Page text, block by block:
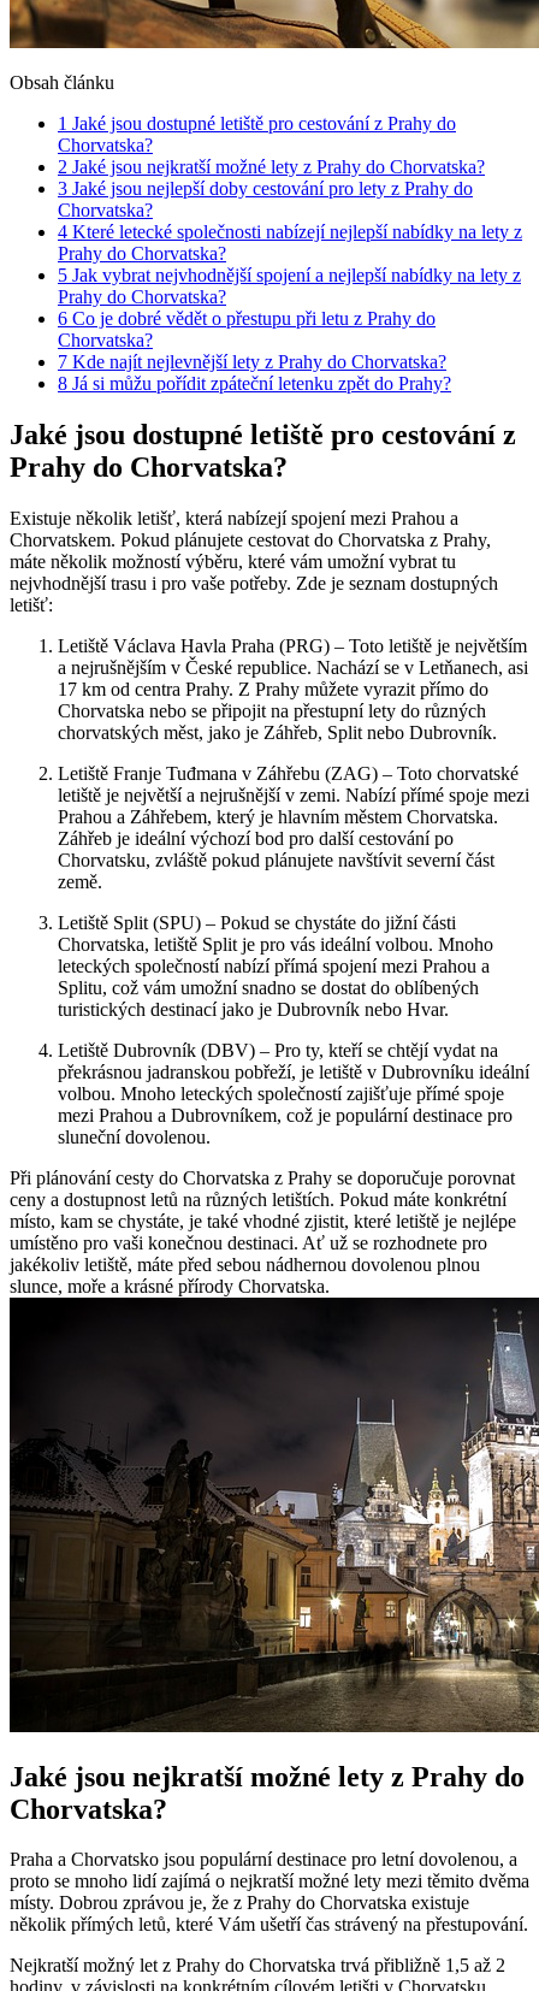
Obsah článku
1 Jaké jsou dostupné letiště pro cestování z Prahy do
Chorvatska?
2 Jaké jsou nejkratší možné lety z Prahy do Chorvatska?
3 Jaké jsou nejlepší doby cestování pro lety z Prahy do
Chorvatska?
4 Které letecké společnosti nabízejí nejlepší nabídky na lety z
Prahy do Chorvatska?
5 Jak vybrat nejvhodnější spojení a nejlepší nabídky na lety z
Prahy do Chorvatska?
6 Co je dobré vědět o přestupu při letu z Prahy do
Chorvatska?
7 Kde najít nejlevnější lety z Prahy do Chorvatska?
8 Já si můžu pořídit zpáteční letenku zpět do Prahy?
Jaké jsou dostupné letiště pro cestování z
Prahy do Chorvatska?
Existuje několik letišť, která nabízejí spojení mezi Prahou a
Chorvatskem. Pokud plánujete cestovat do Chorvatska z Prahy,
máte několik možností výběru, které vám umožní vybrat tu
nejvhodnější trasu i pro vaše potřeby. Zde je seznam dostupných
letišť:
Letiště Václava Havla Praha (PRG) – Toto letiště je největším
a nejrušnějším v České republice. Nachází se v Letňanech, asi
17 km od centra Prahy. Z Prahy můžete vyrazit přímo do
Chorvatska nebo se připojit na přestupní lety do různých
chorvatských měst, jako je Záhřeb, Split nebo Dubrovník.
Letiště Franje Tuđmana v Záhřebu (ZAG) – Toto chorvatské
letiště je největší a nejrušnější v zemi. Nabízí přímé spoje mezi
Prahou a Záhřebem, který je hlavním městem Chorvatska.
Záhřeb je ideální výchozí bod pro další cestování po
Chorvatsku, zvláště pokud plánujete navštívit severní část
země.
Letiště Split (SPU) – Pokud se chystáte do jižní části
Chorvatska, letiště Split je pro vás ideální volbou. Mnoho
leteckých společností nabízí přímá spojení mezi Prahou a
Splitu, což vám umožní snadno se dostat do oblíbených
turistických destinací jako je Dubrovník nebo Hvar.
Letiště Dubrovník (DBV) – Pro ty, kteří se chtějí vydat na
překrásnou jadranskou pobřeží, je letiště v Dubrovníku ideální
volbou. Mnoho leteckých společností zajišťuje přímé spoje
mezi Prahou a Dubrovníkem, což je populární destinace pro
sluneční dovolenou.
Při plánování cesty do Chorvatska z Prahy se doporučuje porovnat
ceny a dostupnost letů na různých letištích. Pokud máte konkrétní
místo, kam se chystáte, je také vhodné zjistit, které letiště je nejlépe
umístěno pro vaši konečnou destinaci. Ať už se rozhodnete pro
jakékoliv letiště, máte před sebou nádhernou dovolenou plnou
slunce, moře a krásné přírody Chorvatska.
Jaké jsou nejkratší možné lety z Prahy do
Chorvatska?
Praha a Chorvatsko jsou populární destinace pro letní dovolenou, a
proto se mnoho lidí zajímá o nejkratší možné lety mezi těmito dvěma
místy. Dobrou zprávou je, že z Prahy do Chorvatska existuje
několik přímých letů, které Vám ušetří čas strávený na přestupování.
Nejkratší možný let z Prahy do Chorvatska trvá přibližně 1,5 až 2